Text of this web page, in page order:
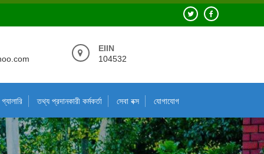
EIIN
104532
গ্যালারি তথ্য প্রদানকারী কর্মকর্তা সেবা বক্স যোগাযোগ